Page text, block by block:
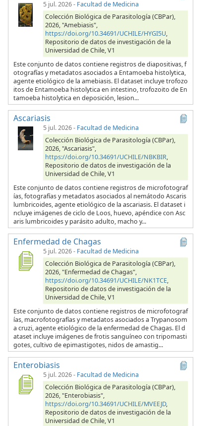
5 jul. 2026- Facultad de Medicina
Colección Biológica de Parasitología (CBPar),
2026, "Amebiasis",
https://doi.org/10.34691/UCHILE/HYGI5U,
Repositorio de datos de investigación de la
Universidad de Chile, V1
Este conjunto de datos contiene registros de diapositivas, f
otografías y metadatos asociados a Entamoeba histolytica,
agente etiológico de la amebiasis. El dataset incluye trofozo
itos de Entamoeba histolytica en intestino, trofozoito de En
tamoeba histolytica en deposición, lesion...
Ascariasis
5 jul. 2026- Facultad de Medicina
Colección Biológica de Parasitología (CBPar),
2026, "Ascariasis",
https://doi.org/10.34691/UCHILE/NBKBIR,
Repositorio de datos de investigación de la
Universidad de Chile, V1
Este conjunto de datos contiene registros de microfotograf
ías, fotografías y metadatos asociados al nemátodo Ascaris
lumbricoides, agente etiológico de la ascariasis. El dataset i
ncluye imágenes de ciclo de Loos, huevo, apéndice con Asc
aris lumbricoides y parásito adulto, macho y...
Enfermedad de Chagas
5 jul. 2026- Facultad de Medicina
Colección Biológica de Parasitología (CBPar),
2026, "Enfermedad de Chagas",
https://doi.org/10.34691/UCHILE/NK1TCE,
Repositorio de datos de investigación de la
Universidad de Chile, V1
Este conjunto de datos contiene registros de microfotograf
ías, macrofotografías y metadatos asociados a Trypanosom
a cruzi, agente etiológico de la enfermedad de Chagas. El d
ataset incluye imágenes de frotis sanguíneo con tripomasti
gotes, cultivo de epimastigotes, nidos de amastig...
Enterobiasis
5 jul. 2026- Facultad de Medicina
Colección Biológica de Parasitología (CBPar),
2026, "Enterobiasis",
https://doi.org/10.34691/UCHILE/MVEEJD,
Repositorio de datos de investigación de la
Universidad de Chile, V1